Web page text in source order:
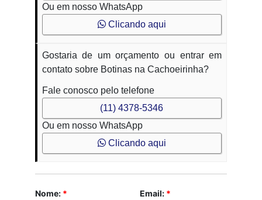
Ou em nosso WhatsApp
Clicando aqui
Gostaria de um orçamento ou entrar em
contato sobre Botinas na Cachoeirinha?
Fale conosco pelo telefone
(11) 4378-5346
Ou em nosso WhatsApp
Clicando aqui
Nome: * Email: *